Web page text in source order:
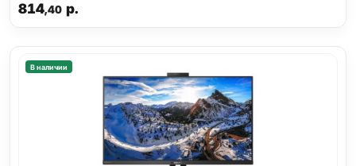
814,40р.
В наличии